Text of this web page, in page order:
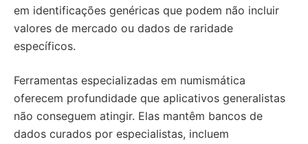
em identificações genéricas que podem não incluir
valores de mercado ou dados de raridade
específicos.
Ferramentas especializadas em numismática
oferecem profundidade que aplicativos generalistas
não conseguem atingir. Elas mantêm bancos de
dados curados por especialistas, incluem